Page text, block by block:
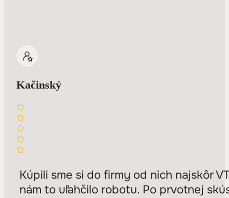
Kačinský
Kúpili sme si do firmy od nich najskôr
nám to uľahčilo robotu. Po prvotnej